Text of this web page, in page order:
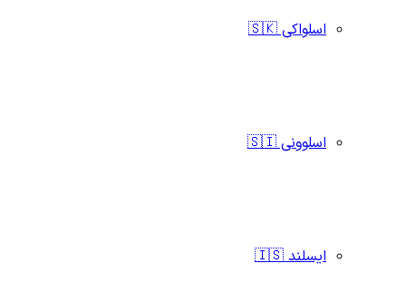
اسلواکی 🇸🇰
اسلوونی 🇸🇮
ایسلند 🇮🇸